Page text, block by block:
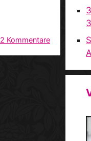
2 Kommentare